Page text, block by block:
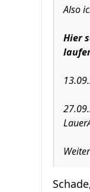
Also
Hier